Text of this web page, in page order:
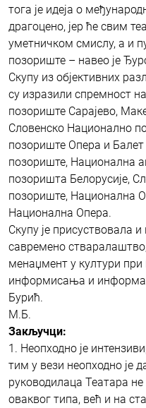
тога је идеја о
драгоцено, јер ће свим
уметничком смислу, а и
позориште – навео је
Скупу из објективних
су изразили спремност
позориште Сарајево,
Словенско Национално
позориште Опера и
позориште, Национална
позоришта Белорусије,
позориште, Национална
Национална Опера.
Скупу је присуствовала
савремено
менаџмент у култури
информисања и
Бурић.
М.Б.
Закључци:
1. Неопходно је
тим у вези неопходно је
руководилаца Театара
оваквог типа, већ и на